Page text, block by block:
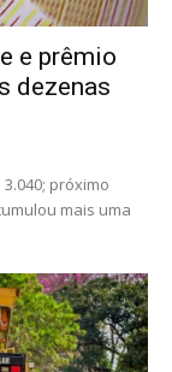
e prêmio
dezenas
próximo
mais uma